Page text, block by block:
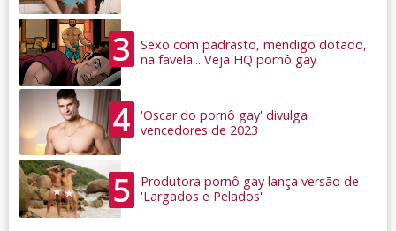
3
Sexo com padrasto, mendigo dotado,
na favela... Veja HQ pornô gay
4
'Oscar do pornô gay' divulga
vencedores de 2023
5
Produtora pornô gay lança versão de
'Largados e Pelados'